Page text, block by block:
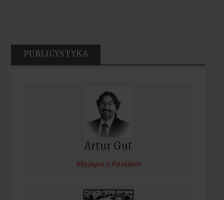
PUBLICYSTYKA
Artur Gut
Mazepa z Paskiem